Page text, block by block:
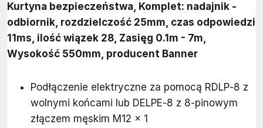
Kurtyna bezpieczeństwa, Komplet: nadajnik -
odbiornik, rozdzielczość 25mm, czas odpowiedzi
11ms, ilość wiązek 28, Zasięg 0.1m - 7m,
Wysokość 550mm, producent Banner
Podłączenie elektryczne za pomocą RDLP‐8 z
wolnymi końcami lub DELPE‐8 z 8-pinowym
złączem męskim M12 x 1